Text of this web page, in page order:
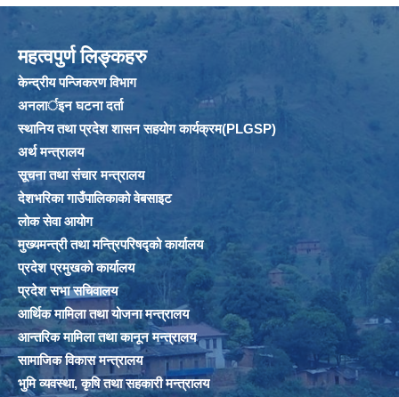
महत्वपुर्ण लिङ्कहरु
केन्द्रीय पन्जिकरण विभाग
अनलार्इन घटना दर्ता
स्थानिय तथा प्रदेश शासन सहयोग कार्यक्रम(PLGSP)
अर्थ मन्त्रालय
सूचना तथा संचार मन्त्रालय
देशभरिका गाउँपालिकाको वेबसाइट
लोक सेवा आयोग
मुख्यमन्त्री तथा मन्त्रिपरिषद्को कार्यालय
प्रदेश प्रमुखको कार्यालय
प्रदेश सभा सचिवालय
आर्थिक मामिला तथा योजना मन्त्रालय
आन्तरिक मामिला तथा कानून मन्त्रालय
सामाजिक विकास मन्त्रालय
भुमि व्यवस्था, कृषि तथा सहकारी मन्त्रालय